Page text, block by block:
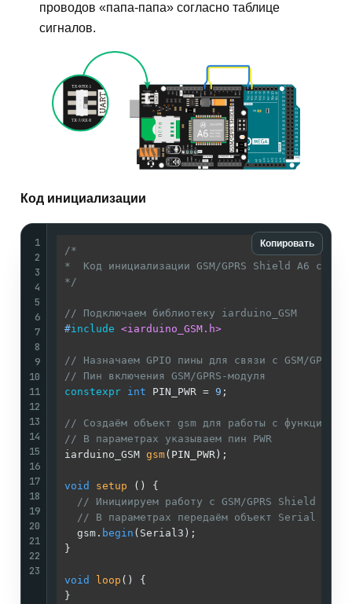
проводов «папа-папа» согласно таблице
сигналов.
Код инициализации
Копировать
1
2
3
4
5
6
7
8
9
10
11
12
13
14
15
16
17
18
19
20
21
22
23
/*
*  Код инициализации GSM/GPRS Shield A6 с
*/
// Подключаем библиотеку iarduino_GSM
#include <iarduino_GSM.h>
// Назначаем GPIO пины для связи с GSM/GPRS
// Пин включения GSM/GPRS-модуля
constexpr int PIN_PWR = 9 ;
// Создаём объект gsm для работы с функциями
// В параметрах указываем пин PWR
iarduino_GSM gsm(PIN_PWR) ;
void setup ()
{
// Инициируем работу с GSM/GPRS Shield A6
// В параметрах передаём объект Serial к
  gsm.
begin (Serial3);
}
void loop ()
{